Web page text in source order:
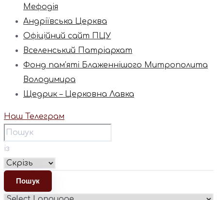
Мефодія
Андріївська Церква
Офіційний сайт ПЦУ
Вселенський Патріархат
Фонд пам’яті Блаженнішого Митрополита
Володимира
Щедрик – Церковна Лавка
Наш Телеграм
із